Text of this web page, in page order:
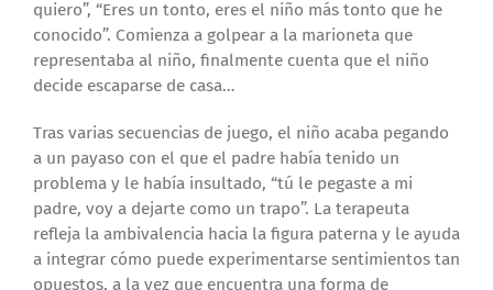
quiero”, “Eres un tonto, eres el niño más tonto que he
conocido”. Comienza a golpear a la marioneta que
representaba al niño, finalmente cuenta que el niño
decide escaparse de casa…
Tras varias secuencias de juego, el niño acaba pegando
a un payaso con el que el padre había tenido un
problema y le había insultado, “tú le pegaste a mi
padre, voy a dejarte como un trapo”. La terapeuta
refleja la ambivalencia hacia la figura paterna y le ayuda
a integrar cómo puede experimentarse sentimientos tan
opuestos, a la vez que encuentra una forma de